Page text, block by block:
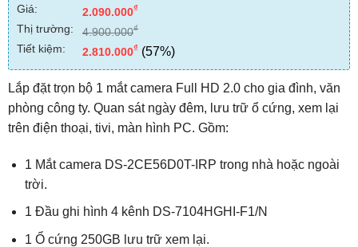
Giá: 2.090.000₫
Thị trường: 4.900.000₫
Tiết kiệm: 2.810.000₫ (57%)
Lắp đặt trọn bộ 1 mắt camera Full HD 2.0 cho gia đình, văn
phòng công ty. Quan sát ngày đêm, lưu trữ ổ cứng, xem lại
trên điện thoại, tivi, màn hình PC. Gồm:
1 Mắt camera DS-2CE56D0T-IRP trong nhà hoặc ngoài
trời.
1 Đầu ghi hình 4 kênh DS-7104HGHI-F1/N
1 Ổ cứng 250GB lưu trữ xem lại.